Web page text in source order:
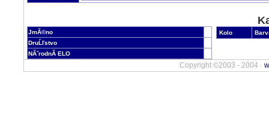
JmĂ©no
DruĹľstvo
NĂˇrodnĂ­ ELO
Kolo
Copyright ©2003 - 2004 ·